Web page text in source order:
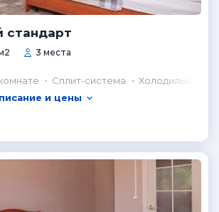
стандарт
3 места
Сплит-система
Холодильник в
и цены